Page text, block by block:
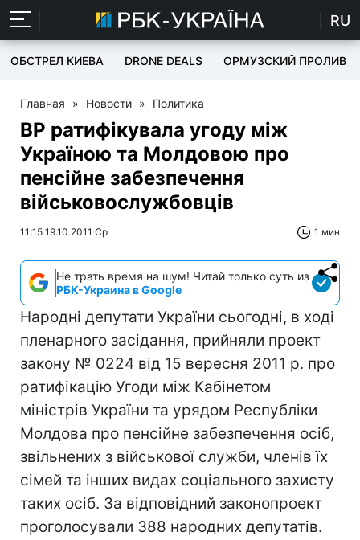
RU
ОБСТРЕЛ КИЕВА DRONE DEALS ОРМУЗСКИЙ ПРОЛИВ
Главная » Новости » Политика
ВР ратифікувала угоду між
Україною та Молдовою про
пенсійне забезпечення
військовослужбовців
11:15 19.10.2011 Ср 1 мин
Не трать время на шум! Читай только суть из
РБК-Украина в Google
Народні депутати України сьогодні, в ході
пленарного засідання, прийняли проект
закону № 0224 від 15 вересня 2011 р. про
ратифікацію Угоди між Кабінетом
міністрів України та урядом Республіки
Молдова про пенсійне забезпечення осіб,
звільнених з військової служби, членів їх
сімей та інших видах соціального захисту
таких осіб. За відповідний законопроект
проголосували 388 народних депутатів.